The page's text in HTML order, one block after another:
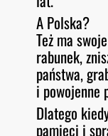
A Polska?
Też ma
rabunek,
państwa,
i powojenne
Dlatego
pamięci i